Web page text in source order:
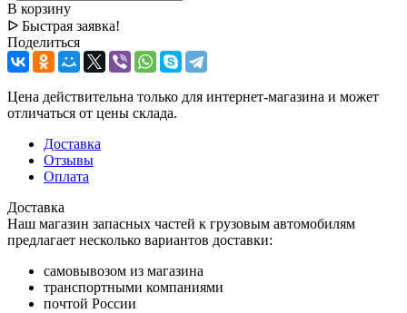
В корзину
ᐅ Быстрая заявка!
Поделиться
Цена действительна только для интернет-магазина и может
отличаться от цены склада.
Доставка
Отзывы
Оплата
Доставка
Наш магазин запасных частей к грузовым автомобилям
предлагает несколько вариантов доставки:
самовывозом из магазина
транспортными компаниями
почтой России